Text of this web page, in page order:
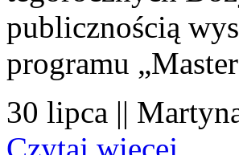
publicznością
programu
30 lipca ||
Czytaj więcej